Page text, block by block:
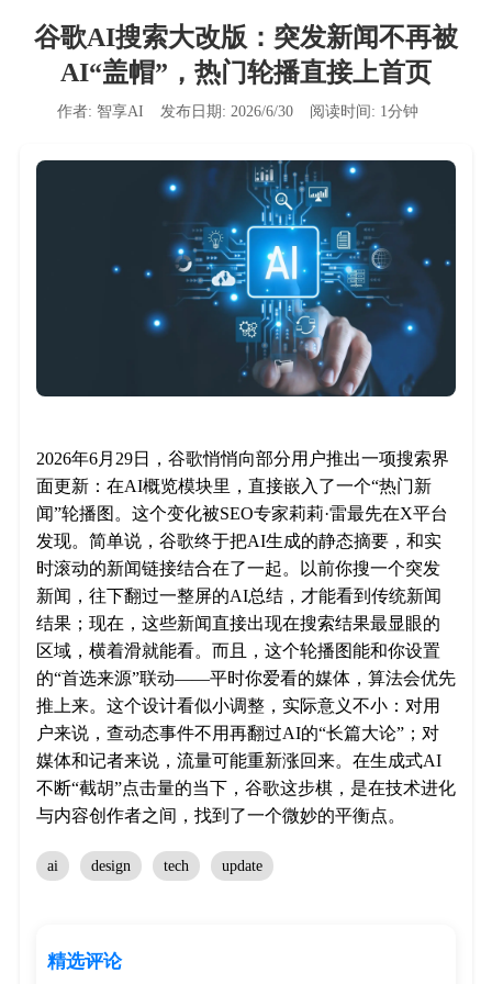
谷歌AI搜索大改版：突发新闻不再被
AI“盖帽”，热门轮播直接上首页
作者: 智享AI 发布日期: 2026/6/30 阅读时间: 1分钟
2026年6月29日，谷歌悄悄向部分用户推出一项搜索界
面更新：在AI概览模块里，直接嵌入了一个“热门新
闻”轮播图。这个变化被SEO专家莉莉·雷最先在X平台
发现。简单说，谷歌终于把AI生成的静态摘要，和实
时滚动的新闻链接结合在了一起。以前你搜一个突发
新闻，往下翻过一整屏的AI总结，才能看到传统新闻
结果；现在，这些新闻直接出现在搜索结果最显眼的
区域，横着滑就能看。而且，这个轮播图能和你设置
的“首选来源”联动——平时你爱看的媒体，算法会优先
推上来。这个设计看似小调整，实际意义不小：对用
户来说，查动态事件不用再翻过AI的“长篇大论”；对
媒体和记者来说，流量可能重新涨回来。在生成式AI
不断“截胡”点击量的当下，谷歌这步棋，是在技术进化
与内容创作者之间，找到了一个微妙的平衡点。
ai design tech update
精选评论